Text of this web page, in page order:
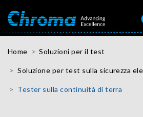
Home Soluzioni per il test
Soluzione per test sulla sicurezza
Tester sulla continuità di terra